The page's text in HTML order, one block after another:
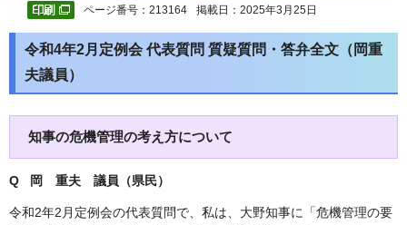
ページ番号：213164 掲載日：2025年3月25日
令和4年2月定例会 代表質問 質疑質問・答弁全文（岡重
夫議員）
知事の危機管理の考え方について
Q 岡 重夫 議員（県民）
令和2年2月定例会の代表質問で、私は、大野知事に「危機管理の要